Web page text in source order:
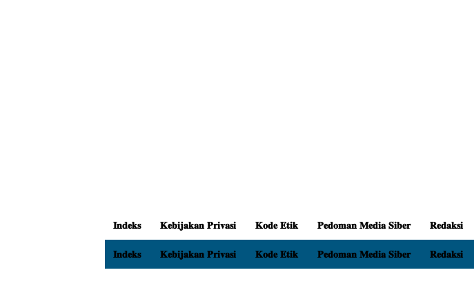
𝐈𝐧𝐝𝐞𝐤𝐬 𝐊𝐞𝐛𝐢𝐣𝐚𝐤𝐚𝐧 𝐏𝐫𝐢𝐯𝐚𝐬𝐢 𝐊𝐨𝐝𝐞 𝐄𝐭𝐢𝐤 𝐏𝐞𝐝𝐨𝐦𝐚𝐧 𝐌𝐞𝐝𝐢𝐚 𝐒𝐢𝐛𝐞𝐫 𝐑𝐞𝐝𝐚𝐤𝐬𝐢
𝐈𝐧𝐝𝐞𝐤𝐬 𝐊𝐞𝐛𝐢𝐣𝐚𝐤𝐚𝐧 𝐏𝐫𝐢𝐯𝐚𝐬𝐢 𝐊𝐨𝐝𝐞 𝐄𝐭𝐢𝐤 𝐏𝐞𝐝𝐨𝐦𝐚𝐧 𝐌𝐞𝐝𝐢𝐚 𝐒𝐢𝐛𝐞𝐫 𝐑𝐞𝐝𝐚𝐤𝐬𝐢